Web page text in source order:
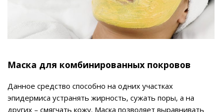
Маска для комбинированных покровов
Данное средство способно на одних участках
эпидермиса устранять жирность, сужать поры, а на
других – смягчать кожу. Маска позволяет выравнивать